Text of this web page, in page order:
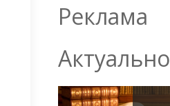
Реклама
Актуально